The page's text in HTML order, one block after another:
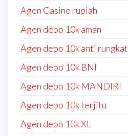
Agen Casino rupiah
Agen depo 10k aman
Agen depo 10k anti rungkat
Agen depo 10k BNI
Agen depo 10k MANDIRI
Agen depo 10k terjitu
Agen depo 10k XL